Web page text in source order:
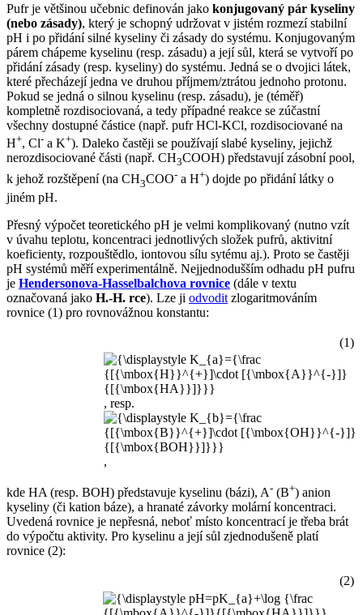
Pufr je většinou učebnic definován jako konjugovaný pár kyseliny
(nebo zásady), který je schopný udržovat v jistém rozmezí stabilní
pH i po přidání silné kyseliny či zásady do systému. Konjugovaným
párem chápeme kyselinu (resp. zásadu) a její sůl, která se vytvoří po
přidání zásady (resp. kyseliny) do systému. Jedná se o dvojici látek,
které přecházejí jedna ve druhou příjmem/ztrátou jednoho protonu.
Pokud se jedná o silnou kyselinu (resp. zásadu), je (téměř)
kompletně rozdisociovaná, a tedy případné reakce se zúčastní
všechny dostupné částice (např. pufr HCl-KCl, rozdisociované na
H+, Cl- a K+). Daleko častěji se používají slabé kyseliny, jejichž
nerozdisociované části (např. CH3COOH) představují zásobní pool,
k jehož rozštěpení (na CH3COO- a H+) dojde po přidání látky o
jiném pH.
Přesný výpočet teoretického pH je velmi komplikovaný (nutno vzít
v úvahu teplotu, koncentraci jednotlivých složek pufrů, aktivitní
koeficienty, rozpouštědlo, iontovou sílu sytému aj.). Proto se častěji
pH systémů měří experimentálně. Nejjednodušším odhadu pH pufru
je Hendersonova-Hasselbalchova rovnice (dále v textu
označovaná jako H.-H. rce). Lze ji odvodit zlogaritmováním
rovnice (1) pro rovnovážnou konstantu:
(1)
, resp.
,
kde HA (resp. BOH) představuje kyselinu (bázi), A- (B+) anion
kyseliny (či kation báze), a hranaté závorky molární koncentraci.
Uvedená rovnice je nepřesná, neboť místo koncentrací je třeba brát
do výpočtu aktivity. Pro kyselinu a její sůl zjednodušeně platí
rovnice (2):
(2)